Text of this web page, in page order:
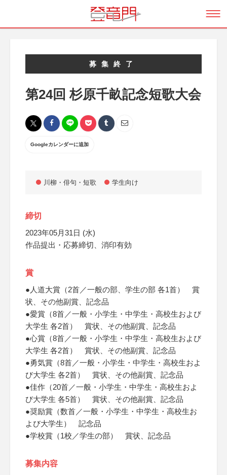
募集終了
第24回 杉原千畝記念短歌大会
Googleカレンダーに追加
川柳・俳句・短歌 学生向け
締切
2023年05月31日 (水)
作品提出・応募締切、消印有効
賞
●人道大賞（2首／一般の部、学生の部 各1首） 賞
状、その他副賞、記念品
●愛賞（8首／一般・小学生・中学生・高校生および
大学生 各2首） 賞状、その他副賞、記念品
●心賞（8首／一般・小学生・中学生・高校生および
大学生 各2首） 賞状、その他副賞、記念品
●勇気賞（8首／一般・小学生・中学生・高校生およ
び大学生 各2首） 賞状、その他副賞、記念品
●佳作（20首／一般・小学生・中学生・高校生およ
び大学生 各5首） 賞状、その他副賞、記念品
●奨励賞（数首／一般・小学生・中学生・高校生お
よび大学生） 記念品
●学校賞（1校／学生の部） 賞状、記念品
募集内容